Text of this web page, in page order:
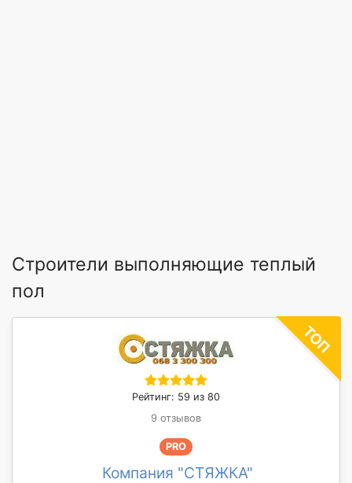
Строители выполняющие теплый
пол
Рейтинг: 59 из 80
9 отзывов
PRO
Компания "СТЯЖКА"